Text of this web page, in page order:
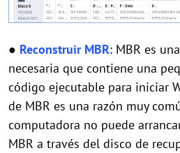
● Reconstruir MBR: MBR es
necesaria que contiene una
código ejecutable para iniciar
de MBR es una razón muy
computadora no puede
MBR a través del disco de